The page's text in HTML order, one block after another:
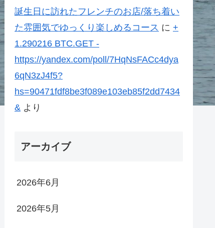
誕生日に訪れたフレンチのお店/落ち着い
た雰囲気でゆっくり楽しめるコース に +
1.290216 BTC.GET -
https://yandex.com/poll/7HqNsFACc4dya
6qN3zJ4f5?
hs=90471fdf8be3f089e103eb85f2dd7434
& より
アーカイブ
2026年6月
2026年5月